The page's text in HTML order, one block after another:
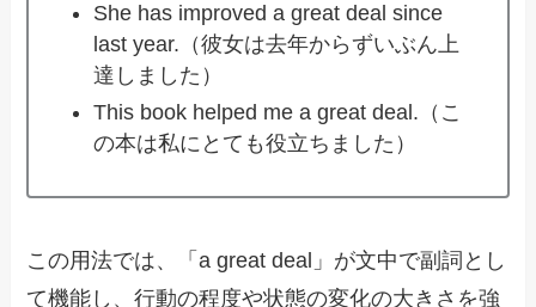
She has improved a great deal since
last year.（彼女は去年からずいぶん上
達しました）
This book helped me a great deal.（こ
の本は私にとても役立ちました）
この用法では、「a great deal」が文中で副詞とし
て機能し、行動の程度や状態の変化の大きさを強